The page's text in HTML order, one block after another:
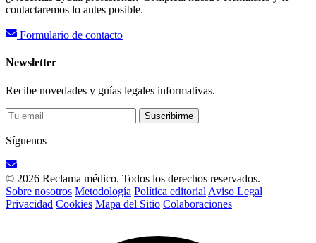
contactaremos lo antes posible.
Formulario de contacto
Newsletter
Recibe novedades y guías legales informativas.
Suscribirme
Síguenos
© 2026 Reclama médico. Todos los derechos reservados.
Sobre nosotros Metodología Política editorial Aviso Legal
Privacidad Cookies Mapa del Sitio Colaboraciones